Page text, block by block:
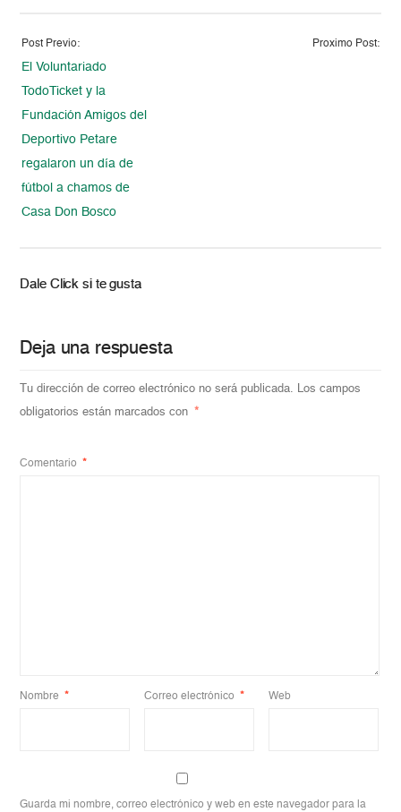
Post Previo:
El Voluntariado
TodoTicket y la
Fundación Amigos del
Deportivo Petare
regalaron un día de
fútbol a chamos de
Casa Don Bosco
Proximo Post:
Dale Click si te gusta
Deja una respuesta
Tu dirección de correo electrónico no será publicada. Los campos
obligatorios están marcados con
*
Comentario *
Nombre * Correo electrónico * Web
Guarda mi nombre, correo electrónico y web en este navegador para la